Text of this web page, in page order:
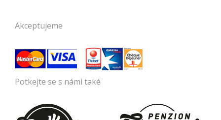
Akceptujeme
Potkejte se s námi také